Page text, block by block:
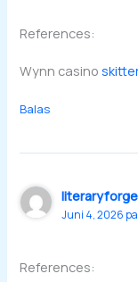
References:
Wynn casino
Balas
Juni 4, 2026
References: